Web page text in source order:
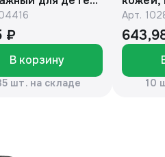
жиром
₽
В корзину
шт. на складе
век,
крем
для
Арт.
10